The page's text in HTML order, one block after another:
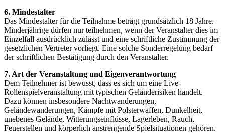
6. Mindestalter
Das Mindestalter für die Teilnahme beträgt grundsätzlich 18 Jahre.
Minderjährige dürfen nur teilnehmen, wenn der Veranstalter dies im
Einzelfall ausdrücklich zulässt und eine schriftliche Zustimmung der
gesetzlichen Vertreter vorliegt. Eine solche Sonderregelung bedarf
der schriftlichen Bestätigung durch den Veranstalter.
7. Art der Veranstaltung und Eigenverantwortung
Dem Teilnehmer ist bewusst, dass es sich um eine Live-
Rollenspielveranstaltung mit typischen Geländerisiken handelt.
Dazu können insbesondere Nachtwanderungen,
Geländewanderungen, Kämpfe mit Polsterwaffen, Dunkelheit,
unebenes Gelände, Witterungseinflüsse, Lagerleben, Rauch,
Feuerstellen und körperlich anstrengende Spielsituationen gehören.